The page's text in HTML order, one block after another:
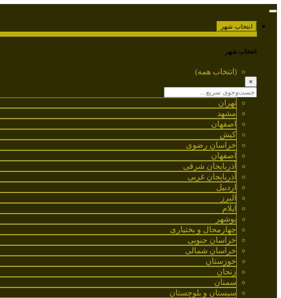
انتخاب شهر
انتخاب شهر
(انتخاب همه)
×
تهران
مشهد
اصفهان
کیش
خراسان رضوی
اصفهان
آذربایجان شرقی
آذربایجان غربی
اردبیل
البرز
ایلام
بوشهر
چهارمحال و بختیاری
خراسان جنوبی
خراسان شمالی
خوزستان
زنجان
سمنان
سیستان و بلوچستان